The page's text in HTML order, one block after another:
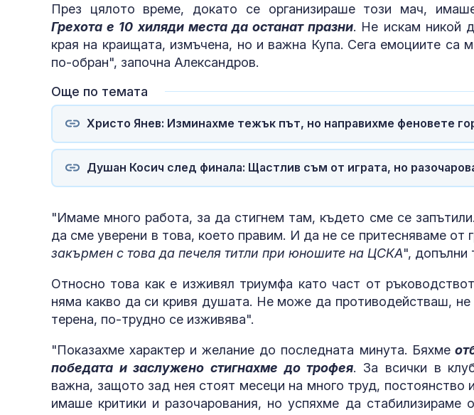
През цялото време, докато се организираше този мач,
Грехота е 10 хиляди места да останат празни. Не искам никой
края на краищата, измъчена, но и важна Купа. Сега емоциите са
по-обран", започна Александров.
Още по темата
Христо Янев: Изминахме тежък път, но направихме феновете
Душан Косич след финала: Щастлив съм от играта, но
"Имаме много работа, за да стигнем там, където сме се
да сме уверени в това, което правим. И да не се притесняваме от
закърмен с това да печеля титли при юношите на ЦСКА", допълни
Относно това как е изживял триумфа като част от
няма какво да си кривя душата. Не може да противодействаш,
терена, по-трудно се изживява".
"Показахме характер и желание до последната минута. Бяхме
победата и заслужено стигнахме до трофея. За всички в
важна, защото зад нея стоят месеци на много труд,
имаше критики и разочарования, но успяхме да стабилизираме
Тръмп за съдебното
решение за спиране
строителството на
балната зала в Белия дом
Не съм виждал
подобна жестокост и
садизъм от непълнолетни, случаят е
безпрецедентен
Тежка катастрофа в
камион и два
Руски удари убиха
трима души, сред тях
дете, в покрайнините
на Киев